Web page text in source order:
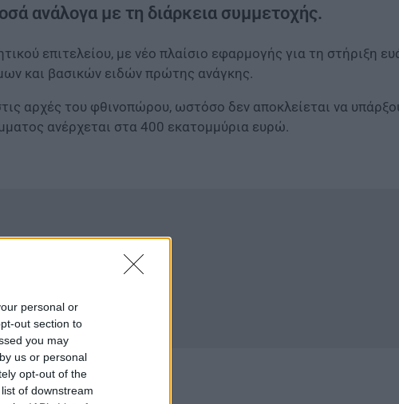
personal or
out section to
you may
us or personal
opt-out of the
of downstream
ανάλογα με τη διάρκεια συμμετοχής.
επιτελείου, με νέο πλαίσιο εφαρμογής για τη στήριξη
και βασικών ειδών πρώτης ανάγκης.
αρχές του φθινοπώρου, ωστόσο δεν αποκλείεται να
ανέρχεται στα 400 εκατομμύρια ευρώ.